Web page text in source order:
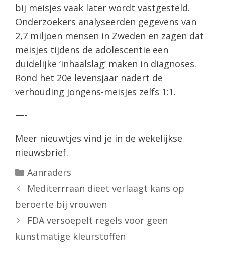
bij meisjes vaak later wordt vastgesteld.
Onderzoekers analyseerden gegevens van
2,7 miljoen mensen in Zweden en zagen dat
meisjes tijdens de adolescentie een
duidelijke ‘inhaalslag’ maken in diagnoses.
Rond het 20e levensjaar nadert de
verhouding jongens-meisjes zelfs 1:1.
—-
Meer nieuwtjes vind je in de wekelijkse
nieuwsbrief.
Categorieën
Aanraders
Mediterrraan dieet verlaagt kans op
beroerte bij vrouwen
FDA versoepelt regels voor geen
kunstmatige kleurstoffen